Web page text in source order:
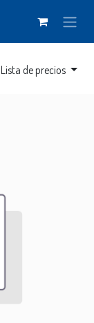
Lista de precios